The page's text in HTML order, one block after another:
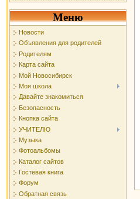
Меню
Новости
Объявления для родителей
Родителям
Карта сайта
Мой Новосибирск
Моя школа
Давайте знакомиться
Безопасность
Кнопка сайта
УЧИТЕЛЮ
Музыка
Фотоальбомы
Каталог сайтов
Гостевая книга
Форум
Обратная связь